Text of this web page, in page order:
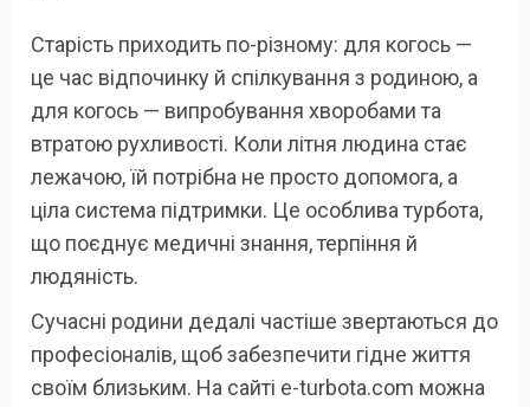
Старість приходить по-різному: для когось —
це час відпочинку й спілкування з родиною, а
для когось — випробування хворобами та
втратою рухливості. Коли літня людина стає
лежачою, їй потрібна не просто допомога, а
ціла система підтримки. Це особлива турбота,
що поєднує медичні знання, терпіння й
людяність.
Сучасні родини дедалі частіше звертаються до
професіоналів, щоб забезпечити гідне життя
своїм близьким. На сайті e-turbota.com можна